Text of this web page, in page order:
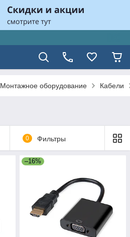
Монтажное оборудование Кабели
0 Фильтры
–16%